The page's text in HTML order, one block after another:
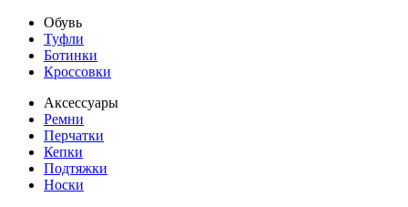
Обувь
Туфли
Ботинки
Кроссовки
Аксессуары
Ремни
Перчатки
Кепки
Подтяжки
Носки